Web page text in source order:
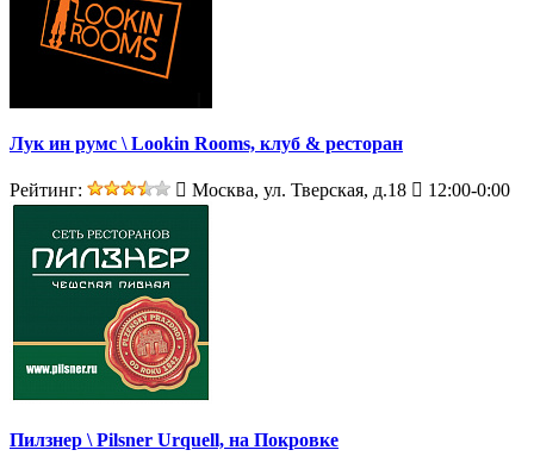
Лук ин румс \ Lookin Rooms, клуб & ресторан
Рейтинг: Москва, ул. Тверская, д.18 12:00-0:00
Пилзнер \ Pilsner Urquell, на Покровке